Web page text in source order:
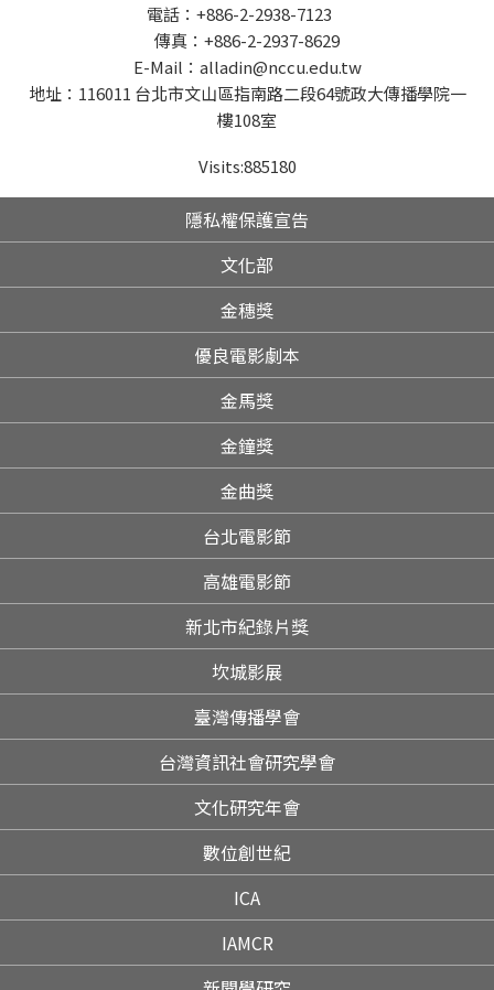
電話：+886-2-2938-7123
傳真：+886-2-2937-8629
E-Mail：alladin@nccu.edu.tw
地址：116011 台北市文山區指南路二段64號政大傳播學院一
樓108室
Visits:885180
隱私權保護宣告
文化部
金穗獎
優良電影劇本
金馬獎
金鐘獎
金曲獎
台北電影節
高雄電影節
新北市紀錄片獎
坎城影展
臺灣傳播學會
台灣資訊社會研究學會
文化研究年會
數位創世紀
ICA
IAMCR